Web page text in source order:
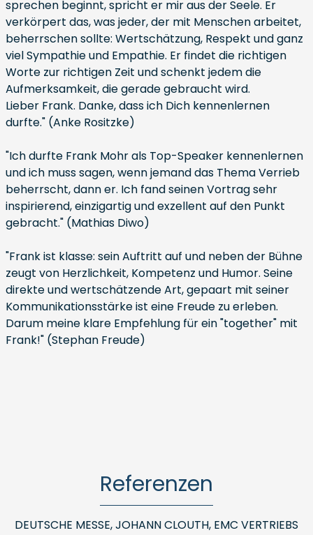
sprechen beginnt, spricht er mir aus der Seele. Er
verkörpert das, was jeder, der mit Menschen arbeitet,
beherrschen sollte: Wertschätzung, Respekt und ganz
viel Sympathie und Empathie. Er findet die richtigen
Worte zur richtigen Zeit und schenkt jedem die
Aufmerksamkeit, die gerade gebraucht wird.
Lieber Frank. Danke, dass ich Dich kennenlernen
durfte." (Anke Rositzke)
"Ich durfte Frank Mohr als Top-Speaker kennenlernen
und ich muss sagen, wenn jemand das Thema Verrieb
beherrscht, dann er. Ich fand seinen Vortrag sehr
inspirierend, einzigartig und exzellent auf den Punkt
gebracht." (Mathias Diwo)
"Frank ist klasse: sein Auftritt auf und neben der Bühne
zeugt von Herzlichkeit, Kompetenz und Humor. Seine
direkte und wertschätzende Art, gepaart mit seiner
Kommunikationsstärke ist eine Freude zu erleben.
Darum meine klare Empfehlung für ein "together" mit
Frank!" (Stephan Freude)
Referenzen
DEUTSCHE MESSE, JOHANN CLOUTH, EMC VERTRIEBS